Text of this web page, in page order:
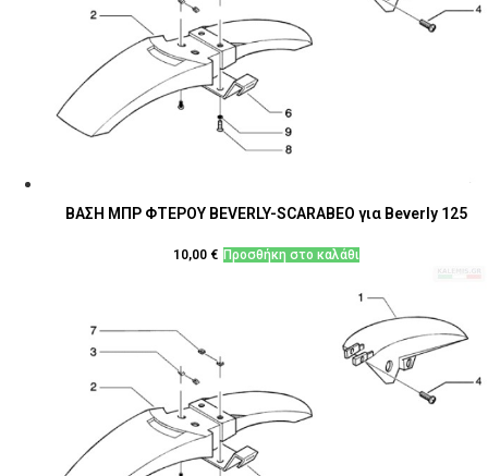
ΒΑΣΗ ΜΠΡ ΦΤΕΡΟΥ BEVERLY-SCARABEO για Beverly 125
10,00 € Προσθήκη στο καλάθι